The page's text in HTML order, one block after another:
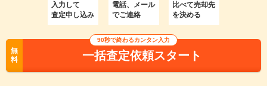
入力して
査定申し込み
電話、メール
でご連絡
比べて売却先
を決める
無
料
90秒で終わるカンタン入力
一括査定依頼スタート